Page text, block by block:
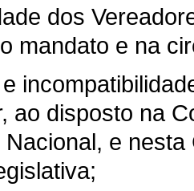
dos
mandato e na
ao disposto na
e